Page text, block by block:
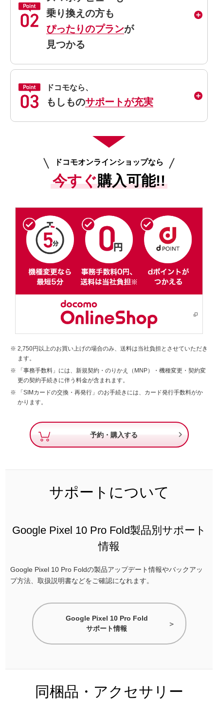
乗り換えの方も
ぴったりのプランが
見つかる
ドコモなら、
もしものサポートが充実
ドコモオンラインショップなら
今すぐ購入可能!!
2,750円以上のお買い上げの場合のみ、送料は当社負担とさせていただき
ます。
「事務手数料」には、新規契約・のりかえ（MNP）・機種変更・契約変
更の契約手続きに伴う料金が含まれます。
「SIMカードの交換・再発行」のお手続きには、カード発行手数料がか
かります。
予約・購入する 
サポートについて
Google Pixel 10 Pro Fold製品別サポート
情報
Google Pixel 10 Pro Foldの製品アップデート情報やバックアッ
プ方法、取扱説明書などをご確認になれます。
Google Pixel 10 Pro Fold
サポート情報
同梱品・アクセサリー